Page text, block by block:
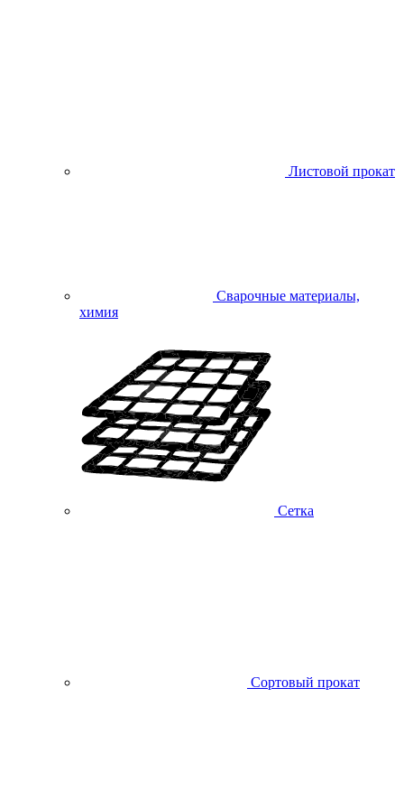
Листовой прокат
Сварочные материалы,
химия
Сетка
Сортовый прокат